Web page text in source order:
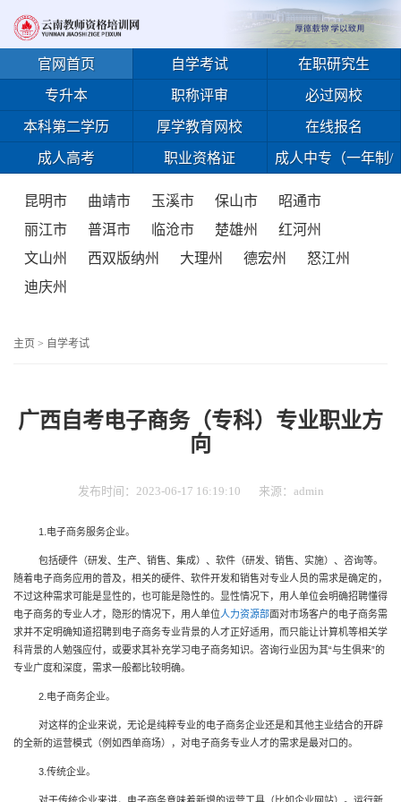
官网首页 自学考试 在职研究生
专升本 职称评审 必过网校
本科第二学历 厚学教育网校 在线报名
成人高考 职业资格证 成人中专（一年制/
昆明市 曲靖市 玉溪市 保山市
昭通市
丽江市
普洱市 临沧市 楚雄州
红河州
文山州
西双版纳州 大理州 德宏州
怒江州
迪庆州
主页 > 自学考试
广西自考电子商务（专科）专业职业方
向
发布时间：2023-06-17 16:19:10 来源：admin
1. 电子商务服务企业。
包括硬件（研发、生产、销售、集成）、软件（研发、销售、实施）、咨询等。
随着电子商务应用的普及，相关的硬件、软件开发和销售对专业人员的需求是确定的，
不过这种需求可能是显性的，也可能是隐性的。显性情况下，用人单位会明确招聘懂得
电子商务的专业人才，隐形的情况下，用人单位人力资源部面对市场客户的电子商务需
求并不定明确知道招聘到电子商务专业背景的人才正好适用，而只能让计算机等相关学
科背景的人勉强应付，或要求其补充学习电子商务知识。咨询行业因为其“与生俱来”的
专业广度和深度，需求一般都比较明确。
2. 电子商务企业。
对这样的企业来说，无论是纯粹专业的电子商务企业还是和其他主业结合的开辟
的全新的运营模式（例如西单商场），对电子商务专业人才的需求是最对口的。
3. 传统企业。